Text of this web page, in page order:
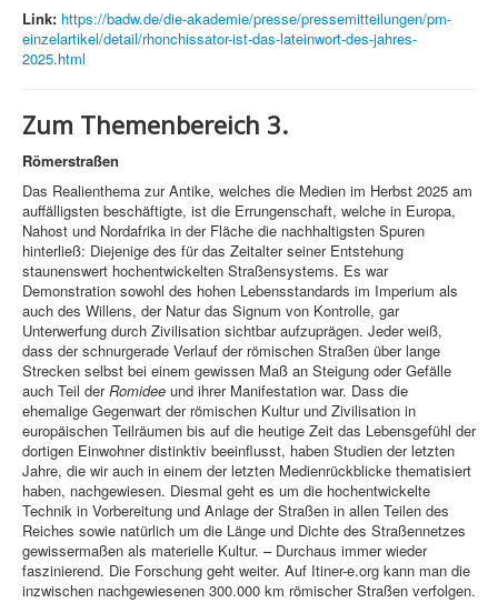
Link: https://badw.de/die-akademie/presse/pressemitteilungen/pm-
einzelartikel/detail/rhonchissator-ist-das-lateinwort-des-jahres-
2025.html
Zum Themenbereich 3.
Römerstraßen
Das Realienthema zur Antike, welches die Medien im Herbst 2025 am
auffälligsten beschäftigte, ist die Errungenschaft, welche in Europa,
Nahost und Nordafrika in der Fläche die nachhaltigsten Spuren
hinterließ: Diejenige des für das Zeitalter seiner Entstehung
staunenswert hochentwickelten Straßensystems. Es war
Demonstration sowohl des hohen Lebensstandards im Imperium als
auch des Willens, der Natur das Signum von Kontrolle, gar
Unterwerfung durch Zivilisation sichtbar aufzuprägen. Jeder weiß,
dass der schnurgerade Verlauf der römischen Straßen über lange
Strecken selbst bei einem gewissen Maß an Steigung oder Gefälle
auch Teil derRomidee und ihrer Manifestation war. Dass die
ehemalige Gegenwart der römischen Kultur und Zivilisation in
europäischen Teilräumen bis auf die heutige Zeit das Lebensgefühl der
dortigen Einwohner distinktiv beeinflusst, haben Studien der letzten
Jahre, die wir auch in einem der letzten Medienrückblicke thematisiert
haben, nachgewiesen. Diesmal geht es um die hochentwickelte
Technik in Vorbereitung und Anlage der Straßen in allen Teilen des
Reiches sowie natürlich um die Länge und Dichte des Straßennetzes
gewissermaßen als materielle Kultur. – Durchaus immer wieder
faszinierend. Die Forschung geht weiter. Auf Itiner-e.org kann man die
inzwischen nachgewiesenen 300.000 km römischer Straßen verfolgen.